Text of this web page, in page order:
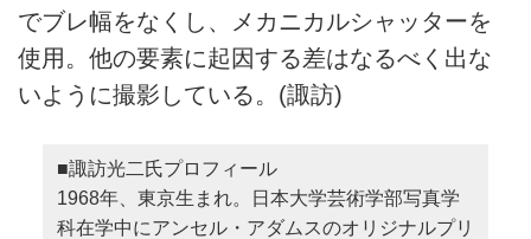
でブレ幅をなくし、メカニカルシャッターを
使用。他の要素に起因する差はなるべく出な
いように撮影している。(諏訪)
■諏訪光二氏プロフィール
1968年、東京生まれ。日本大学芸術学部写真学
科在学中にアンセル・アダムスのオリジナルプリ